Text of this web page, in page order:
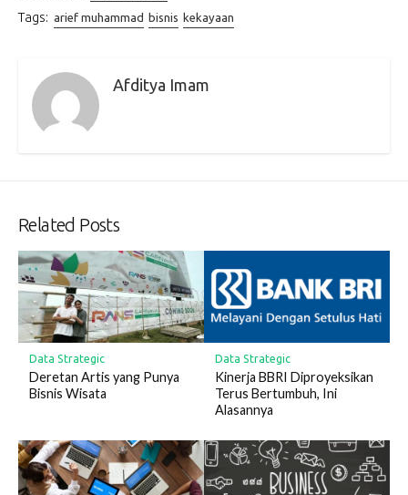
Tags: arief muhammad bisnis kekayaan
Afditya Imam
Related Posts
Data Strategic
Deretan Artis yang Punya
Bisnis Wisata
Data Strategic
Kinerja BBRI Diproyeksikan
Terus Bertumbuh, Ini
Alasannya